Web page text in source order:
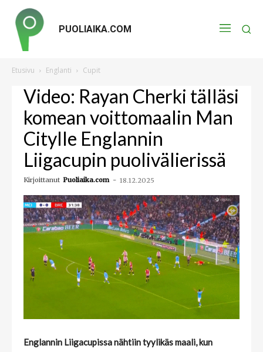
PUOLIAIKA.COM
Etusivu Englanti Cupit
Video: Rayan Cherki tälläsi
komean voittomaalin Man
Citylle Englannin
Liigacupin puolivälierissä
Kirjoittanut Puoliaika.com - 18.12.2025
Englannin Liigacupissa nähtiin tyylikäs maali, kun